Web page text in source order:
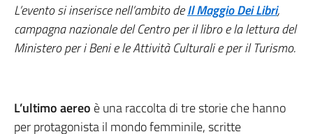
L’evento si inserisce nell’ambito deIl Maggio Dei Libri,
campagna nazionale del Centro per il libro e la lettura del
Ministero per i Beni e le Attività Culturali e per il Turismo.
L’ultimo aereo è una raccolta di tre storie che hanno
per protagonista il mondo femminile, scritte